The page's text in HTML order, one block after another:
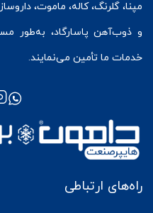
مپنا، گلرنگ، کاله، ماموت،
و ذوب‌آهن پاسارگاد، به‌طور
خدمات ما تأمین می‌نمایند.
راه‌های ارتباطی